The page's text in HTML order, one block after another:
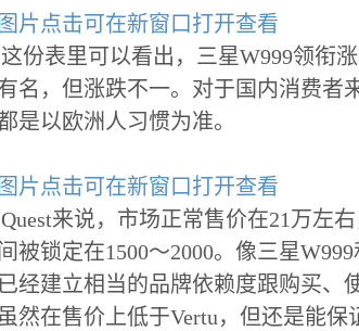
份表里可以看出，三星W999领衔
名，但涨跌不一。对于国内消费者
是以欧洲人习惯为准。
来说，市场正常售价在21万左
被锁定在1500～2000。像三星
经建立相当的品牌依赖度跟购买、
然在售价上低于Vertu，但还是能保